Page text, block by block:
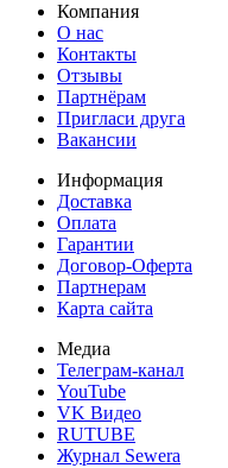
Компания
О нас
Контакты
Отзывы
Партнёрам
Пригласи друга
Вакансии
Информация
Доставка
Оплата
Гарантии
Договор-Оферта
Партнерам
Карта сайта
Медиа
Телеграм-канал
YouTube
VK Видео
RUTUBE
Журнал Sewera